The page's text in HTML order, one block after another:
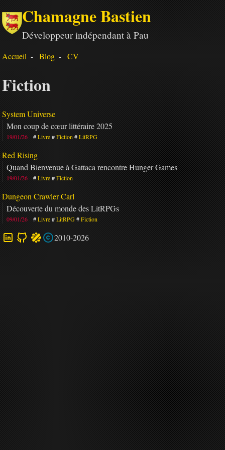
Chamagne Bastien
Développeur indépendant à Pau
Accueil Blog CV
Fiction
System Universe
Mon coup de cœur littéraire 2025
19/01/26 Livre Fiction LitRPG
Red Rising
Quand Bienvenue à Gattaca rencontre Hunger Games
19/01/26 Livre Fiction
Dungeon Crawler Carl
Découverte du monde des LitRPGs
09/01/26 Livre LitRPG Fiction
2010-2026